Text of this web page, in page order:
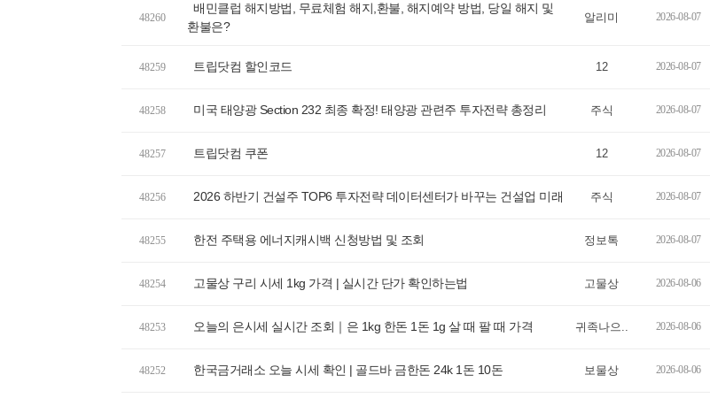
48260
배민클럽 해지방법, 무료체험 해지,환불, 해지예약 방법, 당일 해지 및
환불은?
알리미 2026-08-07
48259 트립닷컴 할인코드 12 2026-08-07
48258 미국 태양광 Section 232 최종 확정! 태양광 관련주 투자전략 총정리 주식 2026-08-07
48257 트립닷컴 쿠폰 12 2026-08-07
48256 2026 하반기 건설주 TOP6 투자전략 데이터센터가 바꾸는 건설업 미래 주식 2026-08-07
48255 한전 주택용 에너지캐시백 신청방법 및 조회 정보톡 2026-08-07
48254 고물상 구리 시세 1kg 가격 | 실시간 단가 확인하는법 고물상 2026-08-06
48253 오늘의 은시세 실시간 조회｜은 1kg 한돈 1돈 1g 살 때 팔 때 가격 귀족나으.. 2026-08-06
48252 한국금거래소 오늘 시세 확인 | 골드바 금한돈 24k 1돈 10돈 보물상 2026-08-06